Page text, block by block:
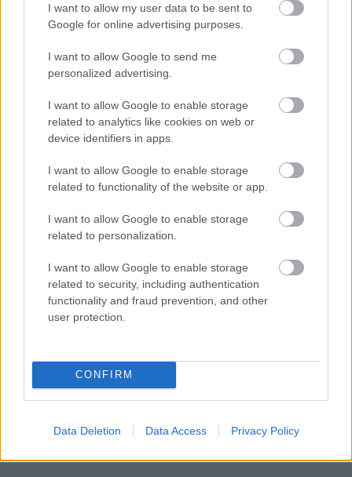
I want to allow my user data to be sent to
Google for online advertising purposes.
I want to allow Google to send me
personalized advertising.
I want to allow Google to enable storage
related to analytics like cookies on web or
device identifiers in apps.
I want to allow Google to enable storage
related to functionality of the website or app.
I want to allow Google to enable storage
related to personalization.
I want to allow Google to enable storage
related to security, including authentication
functionality and fraud prevention, and other
user protection.
CONFIRM
Data Deletion Data Access Privacy Policy
LEGFRISSEBB PODCASTÜNK
Megint rengeteg horrorfilmet néztünk - PuliCast